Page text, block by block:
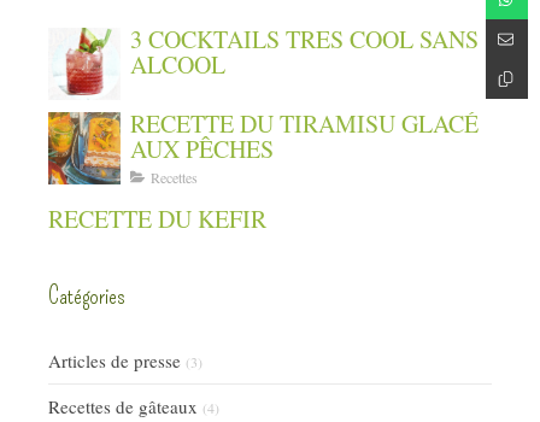
3 COCKTAILS TRES COOL SANS
ALCOOL
RECETTE DU TIRAMISU GLACÉ
AUX PÊCHES
Recettes
RECETTE DU KEFIR
Catégories
Articles de presse (3)
Recettes de gâteaux (4)